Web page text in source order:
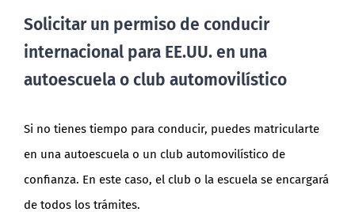
Solicitar un permiso de conducir
internacional para EE.UU. en una
autoescuela o club automovilístico
Si no tienes tiempo para conducir, puedes matricularte
en una autoescuela o un club automovilístico de
confianza. En este caso, el club o la escuela se encargará
de todos los trámites.